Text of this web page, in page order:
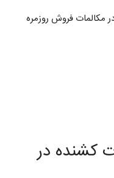
مکالمات فروش روزمره
کشنده در